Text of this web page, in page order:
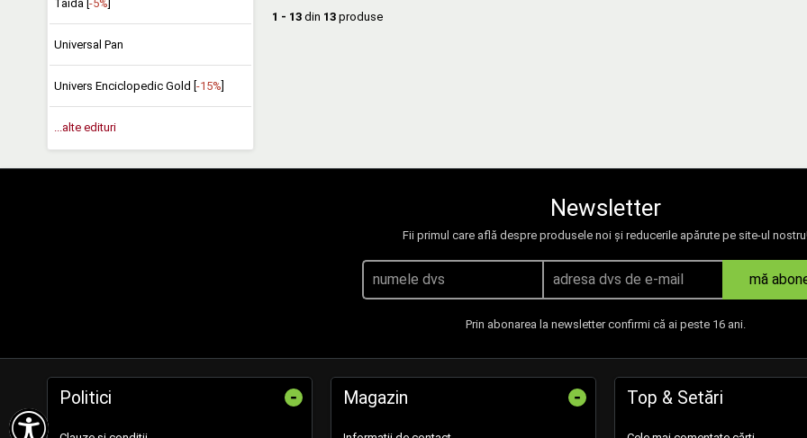

Taida [ -5%
Universal Pan
Univers Enciclopedic Gold [ -15%
...alte edituri
1 - 13 din 13 produse
Newsletter
Fii primul care află despre produsele noi și reducerile apărute pe site-ul nostru!
mă
Prin abonarea la newsletter confirmi că ai peste 16 ani.
Politici - Magazin - Top & Setări